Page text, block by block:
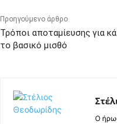
Προηγούμενο άρθρο
Τρόποι αποταμίευσης για
το βασικό μισθό
Ο